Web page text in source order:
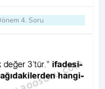
4. Soru